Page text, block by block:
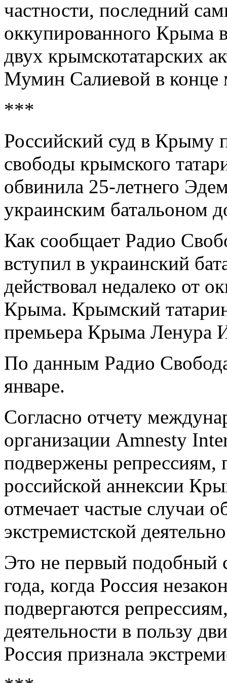
частности, последний
оккупированного Крыма
двух крымскотатарских
Мумин Салиевой в конце
***
Российский суд в Крыму
свободы крымского
обвинила 25-летнего
украинским батальоном
Как сообщает Радио
вступил в украинский
действовал недалеко от
Крыма. Крымский
премьера Крыма Ленура
По данным Радио
январе.
Согласно отчету
организации Amnesty
подвержены репрессиям,
российской аннексии
отмечает частые случаи
экстремистской
Это не первый подобный
года, когда Россия
подвергаются
деятельности в пользу
Россия признала